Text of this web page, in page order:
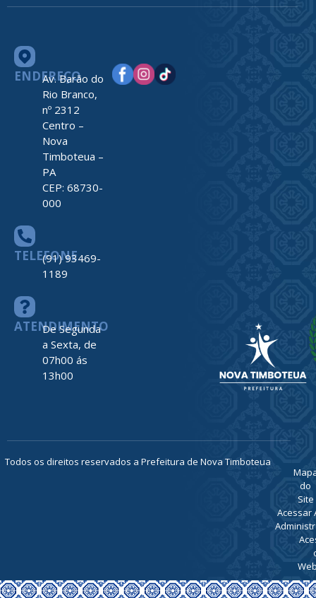
ENDEREÇO
Av. Barão do
Rio Branco,
nº 2312
Centro –
Nova
Timboteua –
PA
CEP: 68730-
000
TELEFONE
(91) 93469-
1189
ATENDIMENTO
De Segunda
a Sexta, de
07h00 ás
13h00
Todos os direitos reservados a Prefeitura de Nova Timboteua
do
Site
Acessar